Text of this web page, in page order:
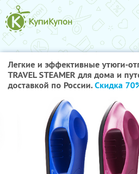
Легкие и эффективные утюги-
TRAVEL STEAMER для дома и
доставкой по России.Скидка